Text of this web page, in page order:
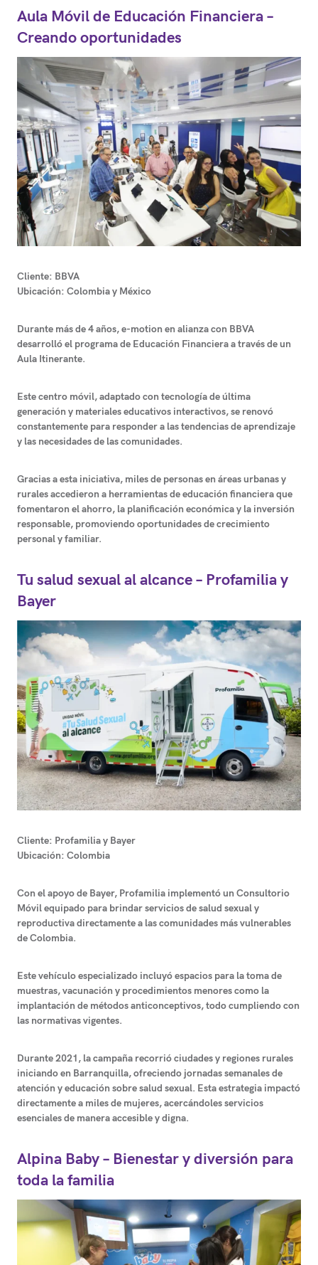
Aula Móvil de Educación Financiera –
Creando oportunidades
Cliente: BBVA
Ubicación: Colombia y México
Durante más de 4 años, e-motion en alianza con BBVA
desarrolló el programa de Educación Financiera a través de un
Aula Itinerante.
Este centro móvil, adaptado con tecnología de última
generación y materiales educativos interactivos, se renovó
constantemente para responder a las tendencias de aprendizaje
y las necesidades de las comunidades.
Gracias a esta iniciativa, miles de personas en áreas urbanas y
rurales accedieron a herramientas de educación financiera que
fomentaron el ahorro, la planificación económica y la inversión
responsable, promoviendo oportunidades de crecimiento
personal y familiar.
Tu salud sexual al alcance – Profamilia y
Bayer
Cliente: Profamilia y Bayer
Ubicación: Colombia
Con el apoyo de Bayer, Profamilia implementó un Consultorio
Móvil equipado para brindar servicios de salud sexual y
reproductiva directamente a las comunidades más vulnerables
de Colombia.
Este vehículo especializado incluyó espacios para la toma de
muestras, vacunación y procedimientos menores como la
implantación de métodos anticonceptivos, todo cumpliendo con
las normativas vigentes.
Durante 2021, la campaña recorrió ciudades y regiones rurales
iniciando en Barranquilla, ofreciendo jornadas semanales de
atención y educación sobre salud sexual. Esta estrategia impactó
directamente a miles de mujeres, acercándoles servicios
esenciales de manera accesible y digna.
Alpina Baby – Bienestar y diversión para
toda la familia